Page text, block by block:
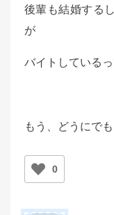
後輩も結婚する
が
バイトしている
もう、どうにで
0